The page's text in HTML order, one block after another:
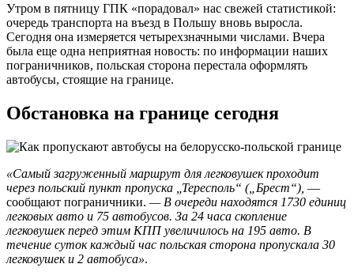
Утром в пятницу ГПК «порадовал» нас свежей статистикой:
очередь транспорта на въезд в Польшу вновь выросла.
Сегодня она измеряется четырехзначными числами. Вчера
была еще одна неприятная новость: по информации наших
пограничников, польская сторона перестала оформлять
автобусы, стоящие на границе.
Обстановка на границе сегодня
«Самый загруженный маршрут для легковушек проходит
через польский пункт пропуска „Тересполь“ („Брест“), —
сообщают пограничники. — В очереди находятся 1730 единиц
легковых авто и 75 автобусов. За 24 часа скопление
легковушек перед этим КПП увеличилось на 195 авто. В
течение суток каждый час польская сторона пропускала 30
легковушек и 2 автобуса».